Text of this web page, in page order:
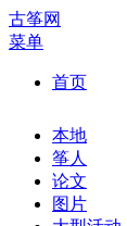
古筝网
菜单
首页
本地
筝人
论文
图片